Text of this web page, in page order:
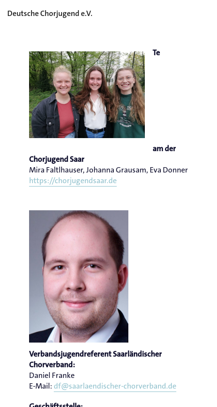
Deutsche Chorjugend e.V.
Te
am der
Chorjugend Saar
Mira Faltlhauser, Johanna Grausam, Eva Donner
https://chorjugendsaar.de
Verbandsjugendreferent Saarländischer
Chorverband:
Daniel Franke
E-Mail:df@saarlaendischer-chorverband.de